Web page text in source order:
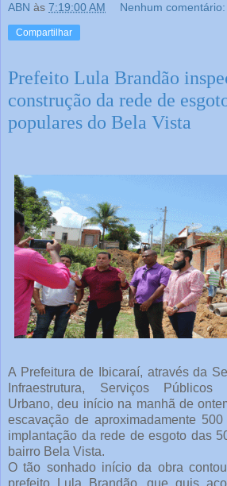
ABN às 7:19:00 AM Nenhum comentário:
Compartilhar
Prefeito Lula Brandão
construção da rede de
populares do Bela Vista
A Prefeitura de Ibicaraí, através da
Infraestrutura, Serviços Públicos
Urbano, deu início na manhã de
escavação de aproximadamente
implantação da rede de esgoto das
bairro Bela Vista.
O tão sonhado início da obra
prefeito Lula Brandão, que quis